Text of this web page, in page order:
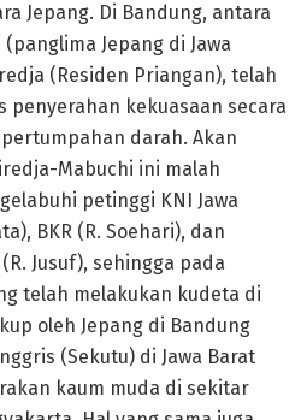
Jepang. Di Bandung, antara
Jepang di Jawa
(Residen Priangan), telah
kekuasaan secara
darah. Akan
Mabuchi ini malah
petinggi KNI Jawa
BKR (R. Soehari), dan
Jusuf), sehingga pada
telah melakukan kudeta di
oleh Jepang di Bandung
(Sekutu) di Jawa Barat
kaum muda di sekitar